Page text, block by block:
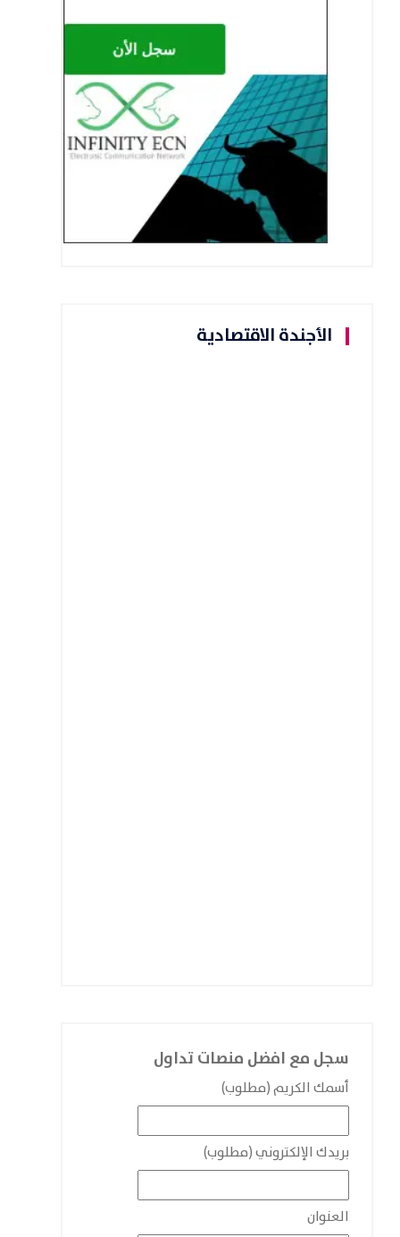
الأجندة الاقتصادية
سجل مع افضل منصات تداول
أسمك الكريم (مطلوب)
بريدك الإلكتروني (مطلوب)
العنوان